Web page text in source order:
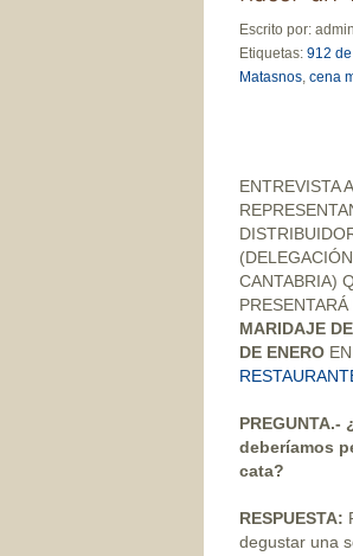
Escrito por:
Etiquetas: 912 de
Matasnos, cena
ENTREVISTA
CANTABRIA)
PRESENTARÁ
MARIDAJE
DE ENERO
PREGUNTA.-
deberíamos
cata?
RESPUESTA:
degustar una